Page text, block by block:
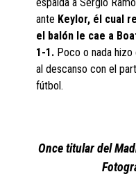
ante Keylor, él cual
el balón le cae a
1-1. Poco o nada
al descanso con el
fútbol.
Once titular del